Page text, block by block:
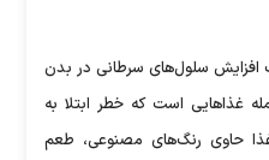
سلول‌های سرطانی در بدن
غذا‌هایی است که خطر ابتلا به
حاوی رنگ‌های مصنوعی، طعم